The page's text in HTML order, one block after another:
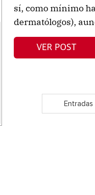
sí, como mínimo
dermatólogos),
VER POST
Entradas